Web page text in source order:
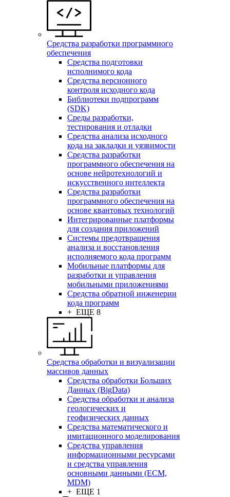
Средства разработки программного
обеспечения
Средства подготовки
исполнимого кода
Средства версионного
контроля исходного кода
Библиотеки подпрограмм
(SDK)
Среды разработки,
тестирования и отладки
Средства анализа исходного
кода на закладки и уязвимости
Средства разработки
программного обеспечения на
основе нейротехнологий и
искусственного интеллекта
Средства разработки
программного обеспечения на
основе квантовых технологий
Интегрированные платформы
для создания приложений
Системы предотвращения
анализа и восстановления
исполняемого кода программ
Мобильные платформы для
разработки и управления
мобильными приложениями
Средства обратной инженерии
кода программ
+ ЕЩЕ 8
Средства обработки и визуализации
массивов данных
Средства обработки Больших
Данных (BigData)
Средства обработки и анализа
геологических и
геофизических данных
Средства математического и
имитационного моделирования
Средства управления
информационными ресурсами
и средства управления
основными данными (ECM,
MDM)
+ ЕЩЕ 1